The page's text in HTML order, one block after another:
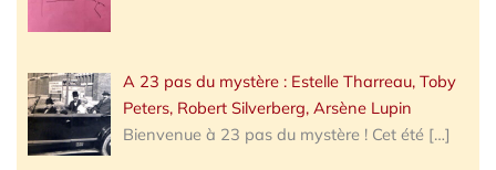
A 23 pas du mystère : Estelle Tharreau, Toby
Peters, Robert Silverberg, Arsène Lupin
Bienvenue à 23 pas du mystère ! Cet été […]